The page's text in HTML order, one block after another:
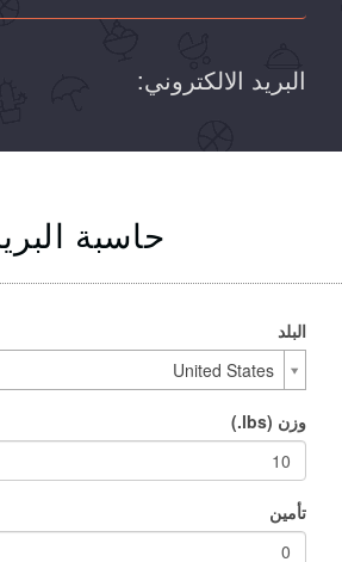
البريد الالكتروني:
حاسبة البريد
البلد
United States
وزن (lbs.)
تأمين